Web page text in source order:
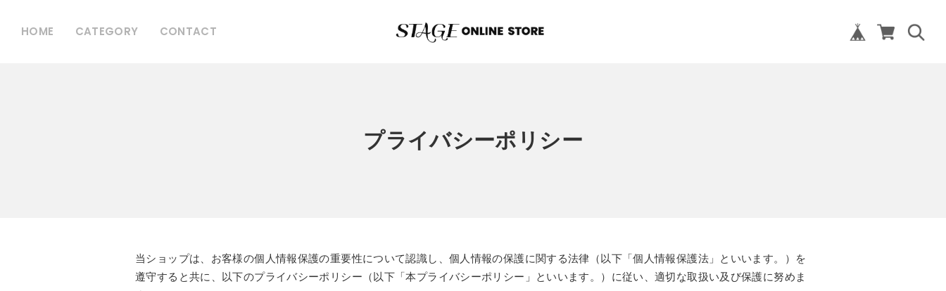
HOME CATEGORY CONTACT
プライバシーポリシー
当ショップは、お客様の個人情報保護の重要性について認識し、個人情報の保護に関する法律（以下「個人情報保護法」といいます。）を
遵守すると共に、以下のプライバシーポリシー（以下「本プライバシーポリシー」といいます。）に従い、適切な取扱い及び保護に努めま